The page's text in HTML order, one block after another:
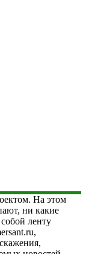
На этом
ни какие
ленту